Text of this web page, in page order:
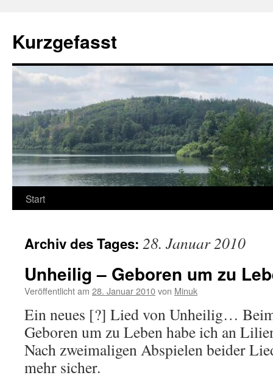
springen
Kurzgefasst
Start
Archiv des Tages: 28. Januar 2010
Unheilig – Geboren um zu
Veröffentlicht am 28. Januar 2010von Minuk
Ein neues [?] Lied von Unheilig…
Geboren um zu Leben habe ich an
Nach zweimaligen Abspielen beider
mehr sicher.